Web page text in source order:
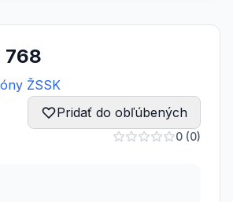
768
ŽSSK
Pridať do obľúbených
0 (0)